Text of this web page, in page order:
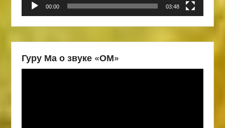
00:00 03:48
Гуру Ма о звуке «ОМ»